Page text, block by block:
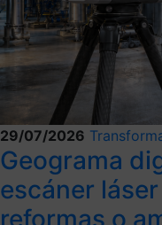
29/07/2026
Geograma
escáner
reformas o